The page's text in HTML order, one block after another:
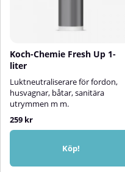
Koch-Chemie Fresh Up 1-
liter
Luktneutraliserare för fordon,
husvagnar, båtar, sanitära
utrymmen m m.
259 kr
Köp!